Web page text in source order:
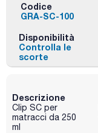
Codice
GRA-SC-100
Disponibilità
Controlla le
scorte
Descrizione
Clip SC per
matracci da 250
ml